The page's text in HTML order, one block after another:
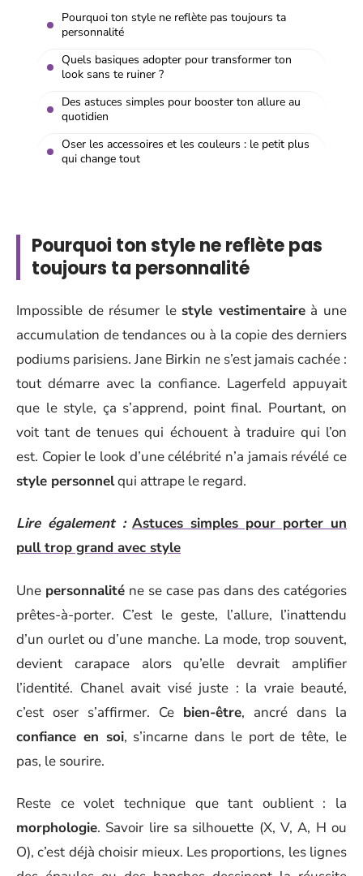
Pourquoi ton style ne reflète pas toujours ta
personnalité
Quels basiques adopter pour transformer ton
look sans te ruiner ?
Des astuces simples pour booster ton allure au
quotidien
Oser les accessoires et les couleurs : le petit plus
qui change tout
Pourquoi ton style ne reflète pas
toujours ta personnalité
Impossible de résumer le style vestimentaireà une
accumulation de tendances ou à la copie des derniers
podiums parisiens. Jane Birkin ne s’est jamais cachée :
tout démarre avec la confiance. Lagerfeld appuyait
que le style, ça s’apprend, point final. Pourtant, on
voit tant de tenues qui échouent à traduire qui l’on
est. Copier le look d’une célébrité n’a jamais révélé ce
style personnelqui attrape le regard.
Lire également : Astuces simples pour porter un
pull trop grand avec style
Une personnalité ne se case pas dans des catégories
prêtes-à-porter. C’est le geste, l’allure, l’inattendu
d’un ourlet ou d’une manche. La mode, trop souvent,
devient carapace alors qu’elle devrait amplifier
l’identité. Chanel avait visé juste : la vraie beauté,
c’est oser s’affirmer. Ce bien-être, ancré dans la
confiance en soi, s’incarne dans le port de tête, le
pas, le sourire.
Reste ce volet technique que tant oublient : la
morphologie. Savoir lire sa silhouette (X, V, A, H ou
O), c’est déjà choisir mieux. Les proportions, les lignes